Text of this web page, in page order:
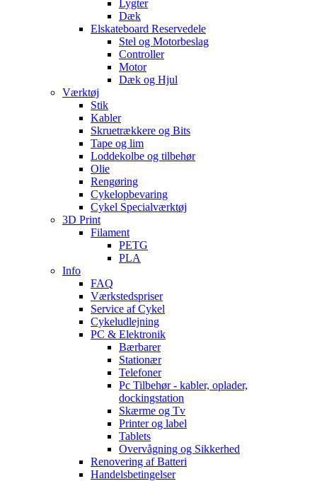
Lygter
Dæk
Elskateboard Reservedele
Stel og Motorbeslag
Controller
Motor
Dæk og Hjul
Værktøj
Stik
Kabler
Skruetrækkere og Bits
Tape og lim
Loddekolbe og tilbehør
Olie
Rengøring
Cykelopbevaring
Cykel Specialværktøj
3D Print
Filament
PETG
PLA
Info
FAQ
Værkstedspriser
Service af Cykel
Cykeludlejning
PC & Elektronik
Bærbarer
Stationær
Telefoner
Pc Tilbehør - kabler, oplader,
dockingstation
Skærme og Tv
Printer og label
Tablets
Overvågning og Sikkerhed
Renovering af Batteri
Handelsbetingelser